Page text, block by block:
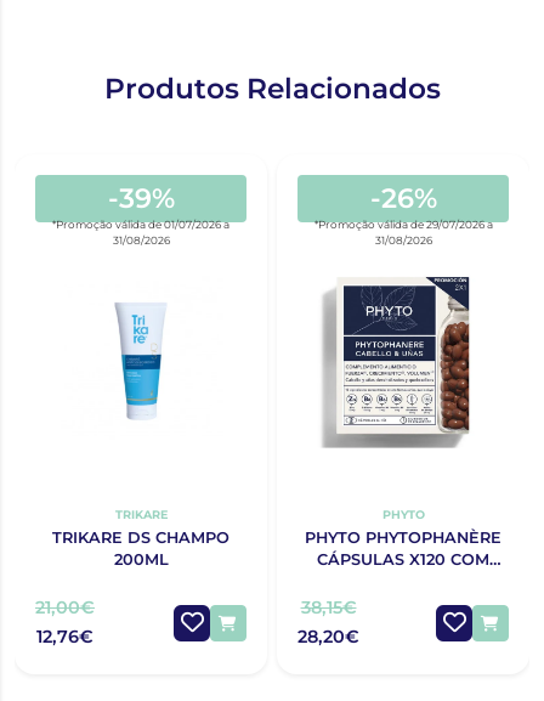
Produtos Relacionados
-39%
*Promoção válida de 01/07/2026 a
31/08/2026
TRIKARE
TRIKARE DS CHAMPO
200ML
21,00€
12,76€
-26%
*Promoção válida de 29/07/2026 a
31/08/2026
PHYTO
PHYTO PHYTOPHANÈRE
CÁPSULAS X120 COM
38,15€
28,20€